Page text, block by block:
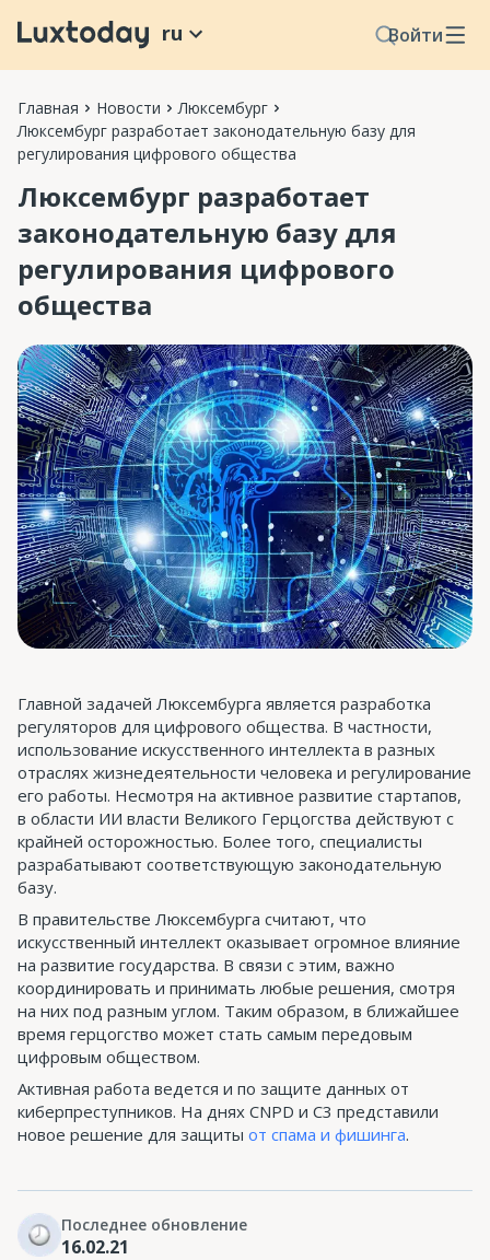
Войти
ru
Главная Новости
Люксембург
Люксембург разработает законодательную базу для
регулирования цифрового общества
Люксембург разработает
законодательную базу для
регулирования цифрового
общества
Главной задачей Люксембурга является разработка
регуляторов для цифрового общества. В частности,
использование искусственного интеллекта в разных
отраслях жизнедеятельности человека и регулирование
его работы. Несмотря на активное развитие стартапов,
в области ИИ власти Великого Герцогства действуют с
крайней осторожностью. Более того, специалисты
разрабатывают соответствующую законодательную
базу.
В правительстве Люксембурга считают, что
искусственный интеллект оказывает огромное влияние
на развитие государства. В связи с этим, важно
координировать и принимать любые решения, смотря
на них под разным углом. Таким образом, в ближайшее
время герцогство может стать самым передовым
цифровым обществом.
Активная работа ведется и по защите данных от
киберпреступников. На днях CNPD и C3 представили
новое решение для защиты от спама и фишинга.
Последнее обновление
16.02.21